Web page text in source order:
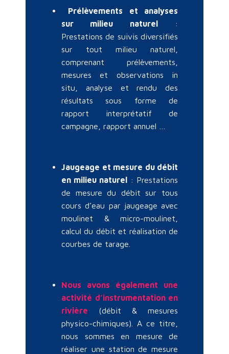
Prélèvements et analyses
sur milieu naturel:
Prestations de suivis diversifiés
sur tout milieu naturel,
comprenant prélèvements,
mesures et observations in
situ, analyse et rendu des
résultats sous forme de
rapport interprétatif de
campagne, rapport annuel …
Jaugeage et mesure du débit
en milieu naturel : Prestations
de mesure du débit sur tous
cours d’eau par jaugeage avec
moulinet & micro-moulinet,
calcul du débit et réalisation de
courbes de tarage.
Nous avons également une
activité d’instrumentation en
rivière (débit & mesures
physico-chimiques). A ce titre,
nous sommes en mesure de
réaliser une station de mesure